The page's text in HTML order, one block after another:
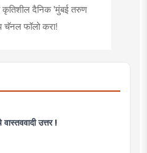
कृतिशील दैनिक 'मुंबई तरुण
चॅनल फॉलो करा!
वास्तववादी उत्तर !